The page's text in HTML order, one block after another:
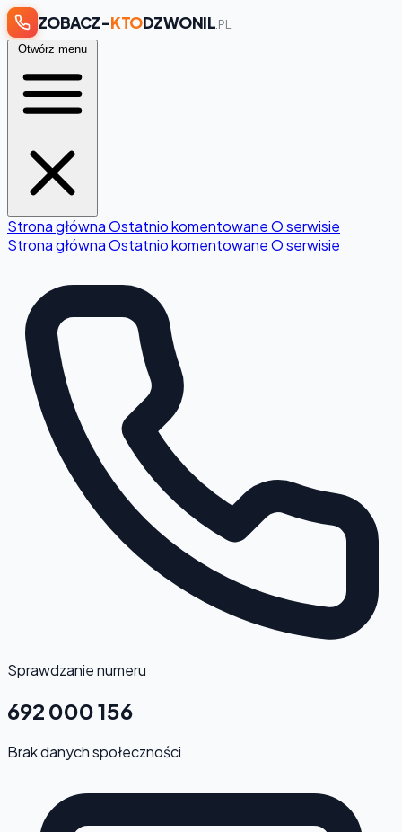
ZOBACZ-KTODZWONIL .PL
Otwórz menu
Strona głównaOstatnio komentowaneO serwisie
Strona głównaOstatnio komentowaneO serwisie
Sprawdzanie numeru
692 000 156
Brak danych społeczności